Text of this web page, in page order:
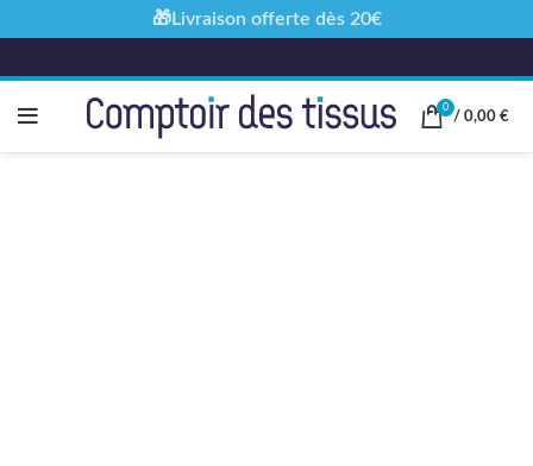
0
/ 0,00 €
🎁Livraison offerte dès 20€